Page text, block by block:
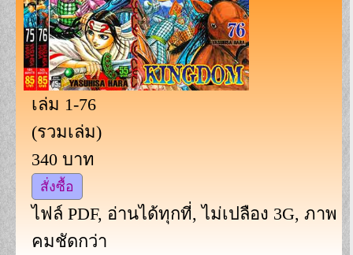
เล่ม 1-76
(รวมเล่ม)
340 บาท
สั่งซื้อ
ไฟล์ PDF, อ่านได้ทุกที่, ไม่เปลือง 3G, ภาพ
คมชัดกว่า